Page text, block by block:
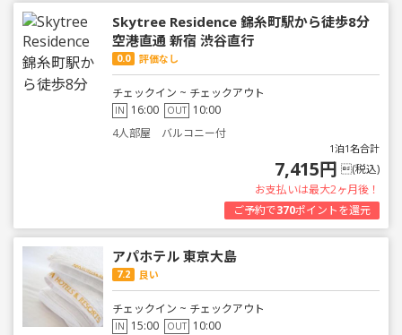
Skytree Residence 錦糸町駅から徒歩8分
空港直通 新宿 渋谷直行
0.0 評価なし
チェックイン ~ チェックアウト
IN 16:00 OUT 10:00
4人部屋 バルコニー付
1泊1名合計
7,415円 (税込)
お支払いは最大2ヶ月後！
ご予約で370ポイントを還元
アパホテル 東京大島
7.2 良い
チェックイン ~ チェックアウト
IN 15:00 OUT 10:00